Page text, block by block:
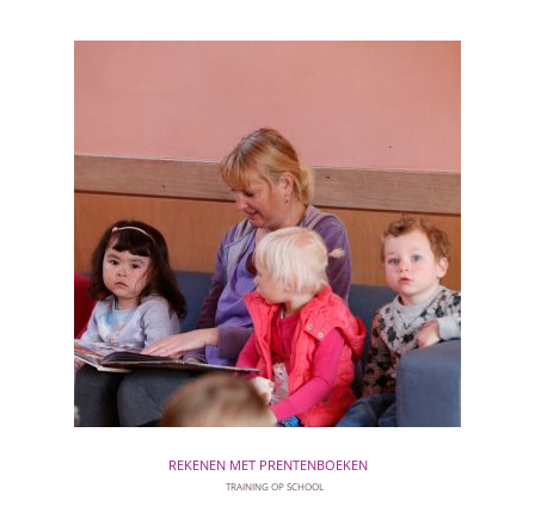
REKENEN MET PRENTENBOEKEN
TRAINING OP SCHOOL